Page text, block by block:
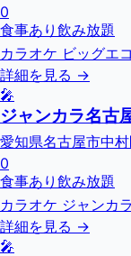
0
食事あり 飲み放題
カラオケ ビッグエ
詳細を見る →
🎤
ジャンカラ名古
愛知県名古屋市中
0
食事あり 飲み放題
カラオケ ジャンカラ
詳細を見る →
🎤